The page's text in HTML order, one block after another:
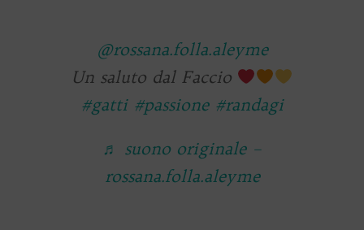
@rossana.folla.aleyme
Un saluto dal Faccio
#gatti #passione #randagi
♬ suono originale –
rossana.folla.aleyme